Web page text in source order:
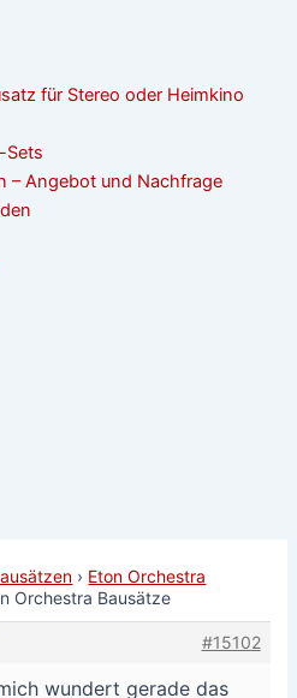
für Stereo oder Heimkino
Sets
– Angebot und Nachfrage
› Eton Orchestra
Orchestra Bausätze
#15102
wundert gerade das